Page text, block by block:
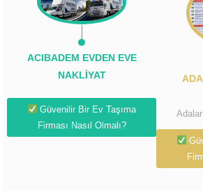
ACIBADEM EVDEN EVE
NAKLIYAT
Güvenilir Bir Ev Taşıma
Firması Nasıl Olmalı?